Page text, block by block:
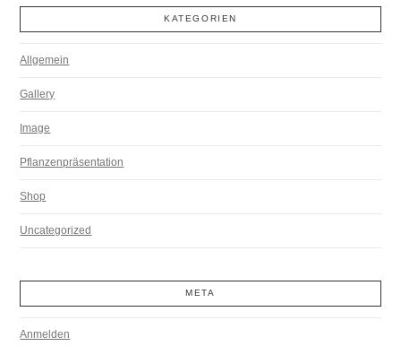
KATEGORIEN
Allgemein
Gallery
Image
Pflanzenpräsentation
Shop
Uncategorized
META
Anmelden